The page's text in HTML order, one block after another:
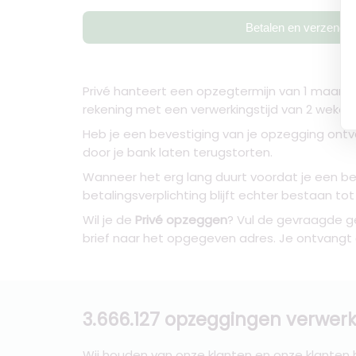
Betalen en verzenden
Privé hanteert een opzegtermijn van 1
rekening met een verwerkingstijd van 2 weken.
Heb je een bevestiging van je opzegging
door je bank laten terugstorten.
Wanneer het erg lang duurt voordat je een
betalingsverplichting blijft echter bestaan
Wil je de Privé opzeggen? Vul de gevraagde
brief naar het opgegeven adres. Je
3.666.127 opzeggingen